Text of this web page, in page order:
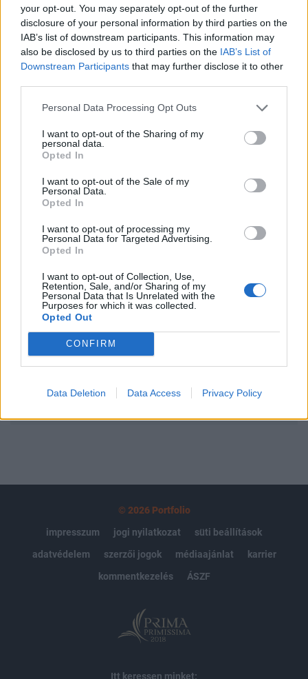
your opt-out. You may separately opt-out of the further
disclosure of your personal information by third parties on the
IAB’s list of downstream participants. This information may
also be disclosed by us to third parties on the IAB’s List of
Downstream Participants that may further disclose it to other
Personal Data Processing Opt Outs
I want to opt-out of the Sharing of my
personal data.
Opted In
I want to opt-out of the Sale of my
Personal Data.
Opted In
I want to opt-out of processing my
Personal Data for Targeted Advertising.
Opted In
I want to opt-out of Collection, Use,
Retention, Sale, and/or Sharing of my
Personal Data that Is Unrelated with the
Purposes for which it was collected.
Opted Out
CONFIRM
Data Deletion Data Access Privacy Policy
Itt a fordulat Hétfőn Rogán Antal, a Fidesz
frakcióvezetőjének bejelentése után, miszerint a nagyobbik
kormánypárt módosításokkal, de támogatja a vasárnapi
boltbezárásról szóló javaslatot, nagyon valószínűnek tűnt,
hogy jövőre megvalósul a KDNP kezdeményezése. Azóta
azonban felerősödtek az ellenző hangok. Hétfő délután
Szakszervezetének...
KEDVES OLVASÓNK!
A keresett cikk a portfolio.hu hírarchívumához
tartozik, melynek olvasása előfizetéses
regisztrációhoz kötött.
Portfolio.hu teljes cikkarchívum
Kötéslisták: BÉT elmúlt 2 év napon belüli
kötéslistái
Előfizetés
MÁR ELŐFIZETŐNK VAGY? BEJELENTKEZÉS
© 2026 Portfolio
impresszum
jogi nyilatkozat
süti beállítások
adatvédelem
szerzői jogok médiaajánlat
karrier
kommentkezelés
ÁSZF
Itt keressen minket: